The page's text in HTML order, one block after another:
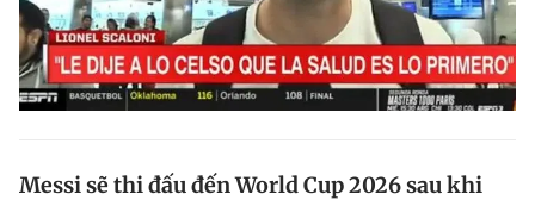
Messi sẽ thi đấu đến World Cup 2026 sau khi